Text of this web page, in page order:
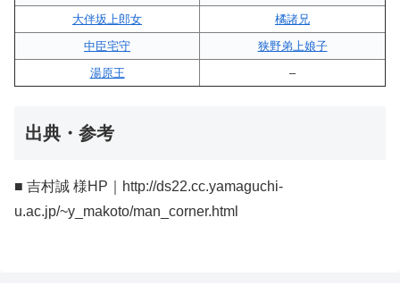
大伴坂上郎女
橘諸兄
中臣宅守
狭野弟上娘子
湯原王
–
出典・参考
■ 吉村誠 様HP｜http://ds22.cc.yamaguchi-
u.ac.jp/~y_makoto/man_corner.html